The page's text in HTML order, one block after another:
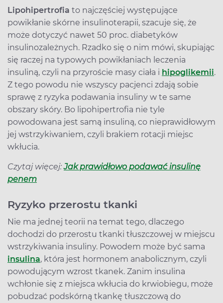
Lipohipertrofia to najczęściej występujące
powikłanie skórne insulinoterapii, szacuje się, że
może dotyczyć nawet 50 proc. diabetyków
insulinozależnych. Rzadko się o nim mówi, skupiając
się raczej na typowych powikłaniach leczenia
insuliną, czyli na przyroście masy ciała i hipoglikemii.
Z tego powodu nie wszyscy pacjenci zdają sobie
sprawę z ryzyka podawania insuliny w te same
obszary skóry. Bo lipohipertrofia nie tyle
powodowana jest samą insuliną, co nieprawidłowym
jej wstrzykiwaniem, czyli brakiem rotacji miejsc
wkłucia.
Czytaj więcej:Jak prawidłowo podawać insulinę
penem
Ryzyko przerostu tkanki
Nie ma jednej teorii na temat tego, dlaczego
dochodzi do przerostu tkanki tłuszczowej w miejscu
wstrzykiwania insuliny. Powodem może być sama
insulina, która jest hormonem anabolicznym, czyli
powodującym wzrost tkanek. Zanim insulina
wchłonie się z miejsca wkłucia do krwiobiegu, może
pobudzać podskórną tkankę tłuszczową do